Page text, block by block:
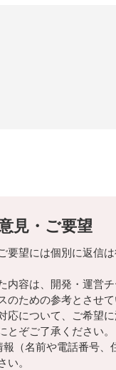
見・ご要望
要望には個別に返信
内容は、開発・運営
のための参考とさせ
応について、ご希望
とぞご了承ください。
（名前や電話番号、
。